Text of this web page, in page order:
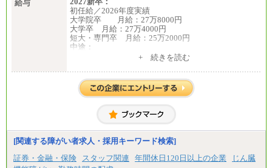
給与
初任給／2026年度実績
大学院卒 月給：27万8000円
大学卒 月給：27万4000円
短大・専門卒 月給：25万2000円
中途：
※職務経験等を考慮し決定いたします。
※試用期間中も給与に変更はございません
+ 続きを読む
[関連する障がい者求人・採用キーワード検索]
証券・金融・保険
スタッフ関連 年間休日120日以上の企業
じん臓